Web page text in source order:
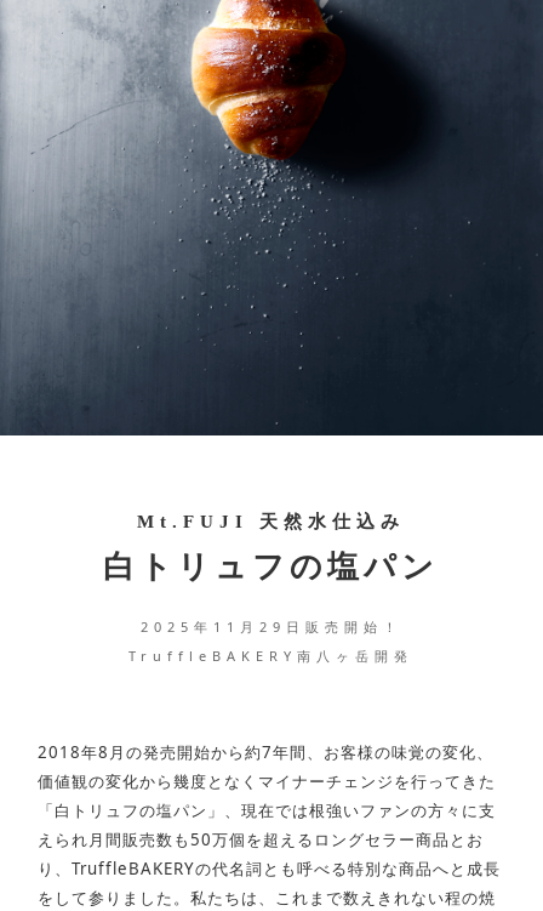
品質主義
戦略のコンセプト
お問い合わせ
TruffleBAKERY 南八ヶ岳
創業から5年を経て
北海道PROJECT
Mt.FUJI 天然水仕込み
白トリュフの塩パン
2025年11月29日販売開始！
TruffleBAKERY南八ヶ岳開発
2018年8月の発売開始から約7年間、お客様の味覚の変化、
価値観の変化から幾度となくマイナーチェンジを行ってきた
「白トリュフの塩パン」、現在では根強いファンの方々に支
えられ月間販売数も50万個を超えるロングセラー商品とお
り、TruffleBAKERYの代名詞とも呼べる特別な商品へと成長
をして参りました。私たちは、これまで数えきれない程の焼